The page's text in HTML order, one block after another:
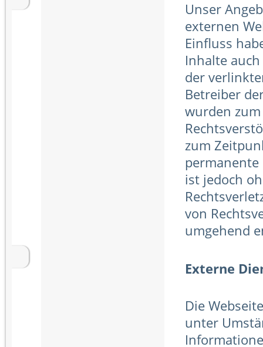
Unser
externen
Einfluss
Inhalte
der
Betreiber
wurden
zum
ist jedoch
von
umgehend
Externe
Die
unter